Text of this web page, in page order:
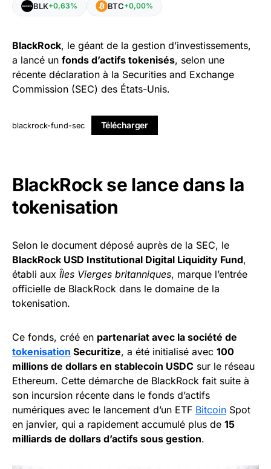
BLK+0,63% BTC+0,00%
BlackRock, le géant de la gestion d’investissements,
a lancé un fonds d’actifs tokenisés, selon une
récente déclaration à la Securities and Exchange
Commission (SEC) des États-Unis.
blackrock-fund-sec Télécharger
BlackRock se lance dans la
tokenisation
Selon le document déposé auprès de la SEC, le
BlackRock USD Institutional Digital Liquidity Fund,
établi aux Îles Vierges britanniques, marque l’entrée
officielle de BlackRock dans le domaine de la
tokenisation.
Ce fonds, créé en partenariat avec la société de
tokenisation Securitize, a été initialisé avec 100
millions de dollars en stablecoin USDC sur le réseau
Ethereum. Cette démarche de BlackRock fait suite à
son incursion récente dans le fonds d’actifs
numériques avec le lancement d’un ETF Bitcoin Spot
en janvier, qui a rapidement accumulé plus de 15
milliards de dollars d’actifs sous gestion.